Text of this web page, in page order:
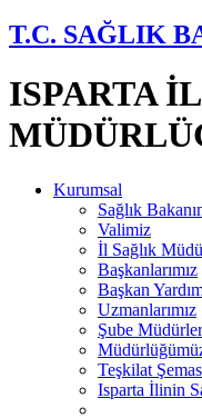
T.C. SAĞLIK
ISPARTA
Kurumsal
Sağlık
Valimiz
İl Sağlık
Başkanlarımız
Başkan
Uzmanlarımız
Şube
Teşkilat
Isparta İlinin